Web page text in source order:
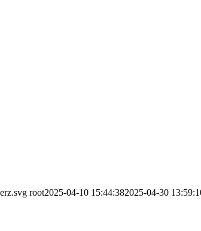
root2025-04-10 15:44:382025-04-30